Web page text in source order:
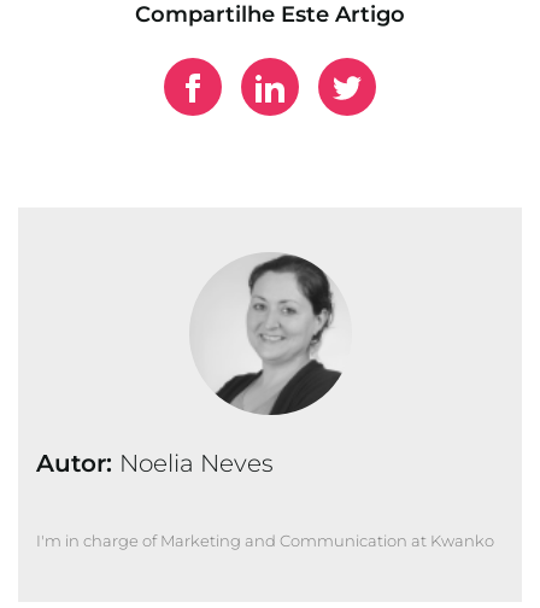
Compartilhe Este Artigo
Autor: Noelia Neves
I'm in charge of Marketing and Communication at Kwanko